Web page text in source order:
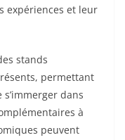
expériences et leur
stands
permettant
dans
à
peuvent